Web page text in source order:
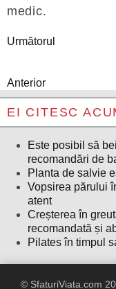
medic.
Următorul
Anterior
EI CITESC
Este posibil să
recomandări de
Planta de salvie
Vopsirea părului
atent
Creșterea în
recomandată și
Pilates în timpul
© SfaturiViata.com